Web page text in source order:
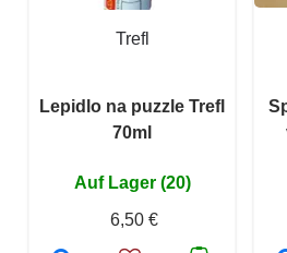
Trefl
Lepidlo na puzzle Trefl
70ml
Auf Lager (20)
6,50 €